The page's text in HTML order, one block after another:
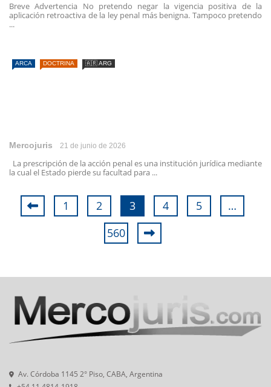
Breve Advertencia No pretendo negar la vigencia positiva de la
aplicación retroactiva de la ley penal más benigna. Tampoco pretendo
...
ARCA DOCTRINA 🇦🇷 ARG
Mercojuris 21 de junio de 2026
La prescripción de la acción penal es una institución jurídica mediante
la cual el Estado pierde su facultad para ...
1 2 3 4 5
…
560
Av. Córdoba 1145 2° Piso, CABA, Argentina